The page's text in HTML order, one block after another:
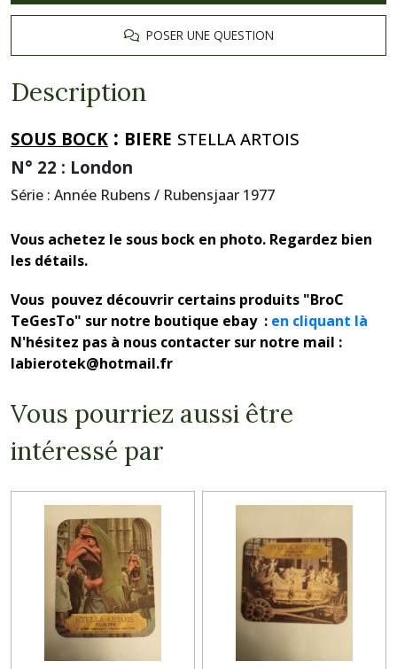
POSER UNE QUESTION
Description
SOUS BOCK : BIERE STELLA ARTOIS
N° 22 : London
Série : Année Rubens / Rubensjaar 1977
Vous achetez le sous bock en photo. Regardez bien
les détails.
Vous pouvez découvrir certains produits "BroC
TeGesTo" sur notre boutique ebay : en cliquant là
N'hésitez pas à nous contacter sur notre mail :
labierotek@hotmail.fr
Vous pourriez aussi être
intéressé par